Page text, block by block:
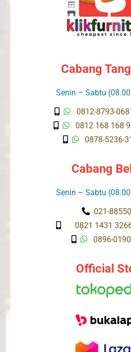
Cabang
Senin – Sabtu
0812-8793-
0812 168 168
0878-5236-
Cabang
Senin – Sabtu
021-
0821 1431
0896-
Official